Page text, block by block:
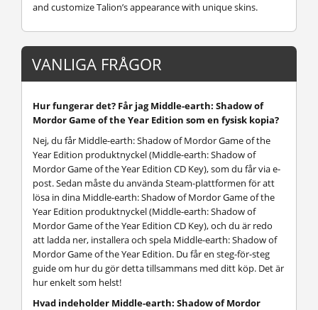
and customize Talion’s appearance with unique skins.
VANLIGA FRÅGOR
Hur fungerar det? Får jag Middle-earth: Shadow of
Mordor Game of the Year Edition som en fysisk kopia?
Nej, du får Middle-earth: Shadow of Mordor Game of the
Year Edition produktnyckel (Middle-earth: Shadow of
Mordor Game of the Year Edition CD Key), som du får via e-
post. Sedan måste du använda Steam-plattformen för att
lösa in dina Middle-earth: Shadow of Mordor Game of the
Year Edition produktnyckel (Middle-earth: Shadow of
Mordor Game of the Year Edition CD Key), och du är redo
att ladda ner, installera och spela Middle-earth: Shadow of
Mordor Game of the Year Edition. Du får en steg-för-steg
guide om hur du gör detta tillsammans med ditt köp. Det är
hur enkelt som helst!
Hvad indeholder Middle-earth: Shadow of Mordor